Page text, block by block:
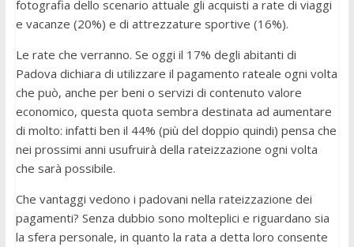
fotografia dello scenario attuale gli acquisti a rate di viaggi
e vacanze (20%) e di attrezzature sportive (16%).
Le rate che verranno. Se oggi il 17% degli abitanti di
Padova dichiara di utilizzare il pagamento rateale ogni volta
che può, anche per beni o servizi di contenuto valore
economico, questa quota sembra destinata ad aumentare
di molto: infatti ben il 44% (più del doppio quindi) pensa che
nei prossimi anni usufruirà della rateizzazione ogni volta
che sarà possibile.
Che vantaggi vedono i padovani nella rateizzazione dei
pagamenti? Senza dubbio sono molteplici e riguardano sia
la sfera personale, in quanto la rata a detta loro consente